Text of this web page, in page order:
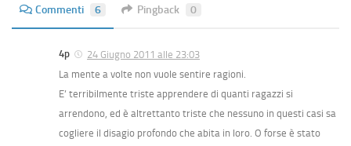
Commenti 6 Pingback 0
4p
24 Giugno 2011 alle 23:03
La mente a volte non vuole sentire ragioni.
E’ terribilmente triste apprendere di quanti ragazzi si
arrendono, ed è altrettanto triste che nessuno in questi casi sa
cogliere il disagio profondo che abita in loro. O forse è stato